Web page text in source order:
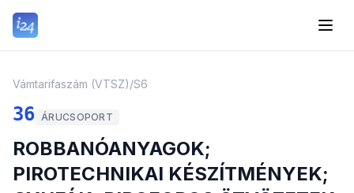
Vámtarifaszám (VTSZ)/S6
36 ÁRUCSOPORT
ROBBANÓANYAGOK;
PIROTECHNIKAI KÉSZÍTMÉNYEK;